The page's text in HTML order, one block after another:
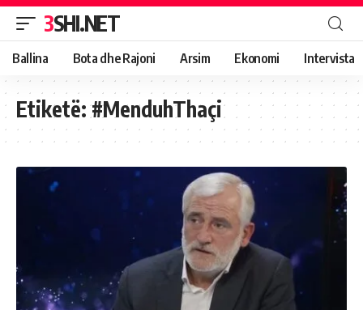
3SHI.NET
Ballina Bota dhe Rajoni Arsim Ekonomi Intervista
Etiketë:#MenduhThaçi